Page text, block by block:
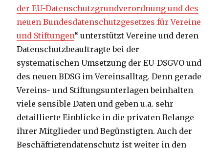
der EU-Datenschutzgrundverordnung und des
neuen Bundesdatenschutzgesetzes für Vereine
und Stiftungen“ unterstützt Vereine und deren
Datenschutzbeauftragte bei der
systematischen Umsetzung der EU-DSGVO und
des neuen BDSG im Vereinsalltag. Denn gerade
Vereins- und Stiftungsunterlagen beinhalten
viele sensible Daten und geben u.a. sehr
detaillierte Einblicke in die privaten Belange
ihrer Mitglieder und Begünstigten. Auch der
Beschäftigtendatenschutz ist weiter in den